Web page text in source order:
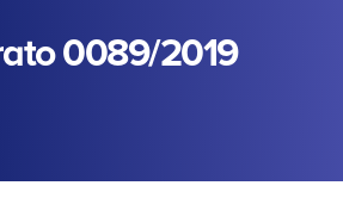
0089/2019